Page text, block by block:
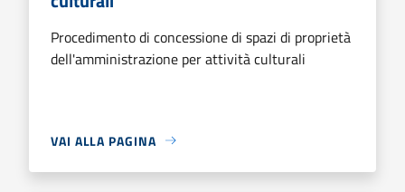
Procedimento di concessione di spazi di proprietà
dell'amministrazione per attività culturali
VAI ALLA PAGINA